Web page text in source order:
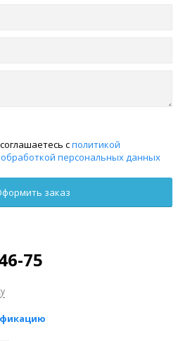
сполитикой
обработкой персональных данных
75